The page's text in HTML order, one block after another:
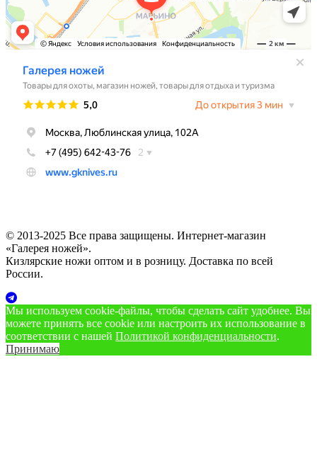
© 2013-2025 Все права защищены. Интернет-магазин
«Галерея ножей».
Кизлярские ножи оптом и в розницу. Доставка по всей
России.
Мы используем cookie‑файлы, чтобы сделать сайт удобнее. Вы
можете принять все cookie или настроить их использование в
соответствии с нашей Политикой конфиденциальности.
Принимаю